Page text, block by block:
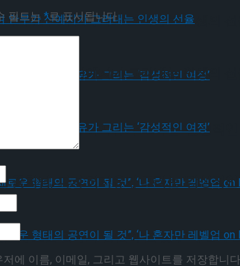
겨 안무가 신예지가 그려내는 인생의 선
꽃처럼, 피겨 허지유가 그리는 ‘감성적인
새로운 형태의 공연이 될 것”, ‘나 혼자
겨 안무가 신예지가 그려내는 인생의 선
꽃처럼, 피겨 허지유가 그리는 ‘감성적인
필드는*로 표시됩니다
에 이름, 이메일, 그리고 웹사이트를 저장합니